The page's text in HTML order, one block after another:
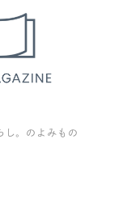
し。のよみもの